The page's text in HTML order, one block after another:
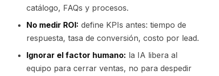
catálogo, FAQs y procesos.
No medir ROI: define KPIs antes: tiempo de
respuesta, tasa de conversión, costo por lead.
Ignorar el factor humano: la IA libera al
equipo para cerrar ventas, no para despedir